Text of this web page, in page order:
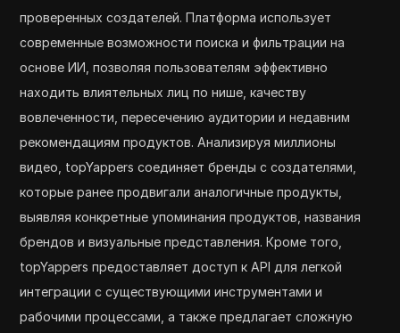
проверенных создателей. Платформа использует
современные возможности поиска и фильтрации на
основе ИИ, позволяя пользователям эффективно
находить влиятельных лиц по нише, качеству
вовлеченности, пересечению аудитории и недавним
рекомендациям продуктов. Анализируя миллионы
видео, topYappers соединяет бренды с создателями,
которые ранее продвигали аналогичные продукты,
выявляя конкретные упоминания продуктов, названия
брендов и визуальные представления. Кроме того,
topYappers предоставляет доступ к API для легкой
интеграции с существующими инструментами и
рабочими процессами, а также предлагает сложную